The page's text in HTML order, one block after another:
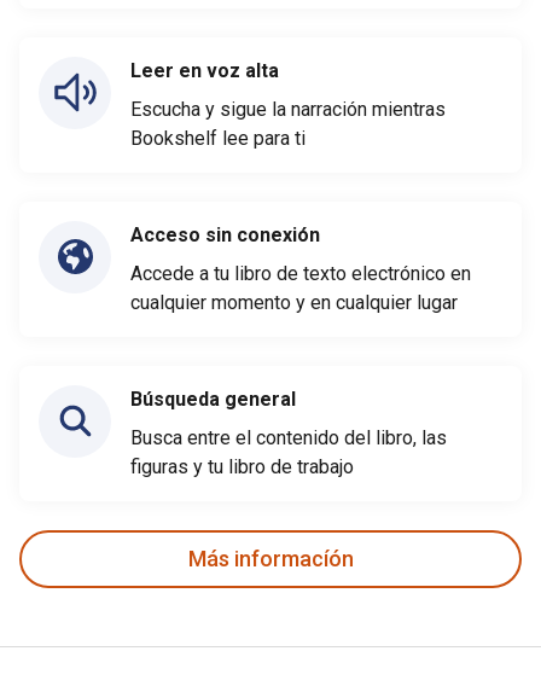
Leer en voz alta
Escucha y sigue la narración mientras
Bookshelf lee para ti
Acceso sin conexión
Accede a tu libro de texto electrónico en
cualquier momento y en cualquier lugar
Búsqueda general
Busca entre el contenido del libro, las
figuras y tu libro de trabajo
Más informacíón